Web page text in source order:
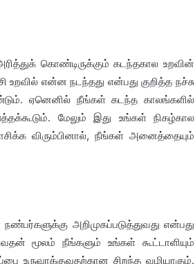
கொண்டிருக்கும் கடந்தகால உறவின்
என்ன நடந்தது என்பது குறித்த நச்சு
ஏனெனில் நீங்கள் கடந்த காலங்களில்
மேலும் இது உங்கள் நிகழ்கால
விரும்பினால், நீங்கள் அனைத்தையும்
அறிமுகப்படுத்துவது என்பது
மூலம் நீங்களும் உங்கள் கூட்டாளியும்
உருவாக்குவதற்கான சிறந்த வழியாகும்.